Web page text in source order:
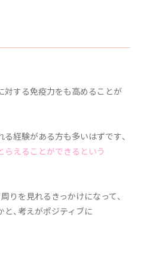
対する免疫力をも高めることが
経験がある方も多いはずです、
らえることができるという
りを見れるきっかけになって、
、考えがポジティブに